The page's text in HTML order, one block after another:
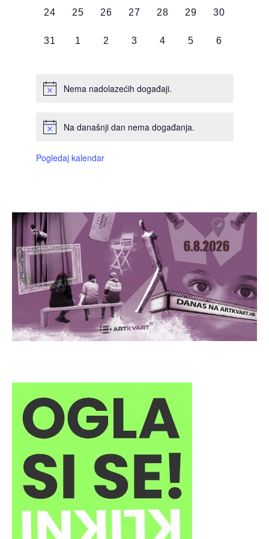
0
24
0
25
0
26
0
27
0
28
0
29
0
30
0
31
0
1
0
2
0
3
0
4
0
5
0
6
Nema nadolazećih događaji.
Na današnji dan nema događanja.
Pogledaj kalendar